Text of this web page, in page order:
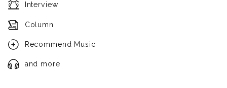
Interview
Column
Recommend Music
and more